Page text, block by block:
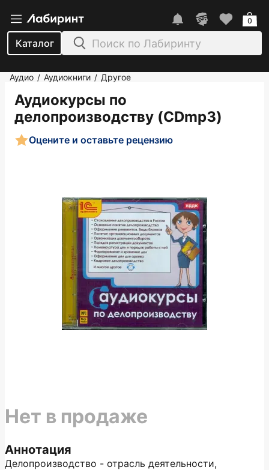
Каталог
0
Аудио / Аудиокниги / Другое
Аудиокурсы по
делопроизводству (CDmp3)
Оцените и оставьте рецензию
Аннотация
Делопроизводство - отрасль деятельности,
Нет в продаже